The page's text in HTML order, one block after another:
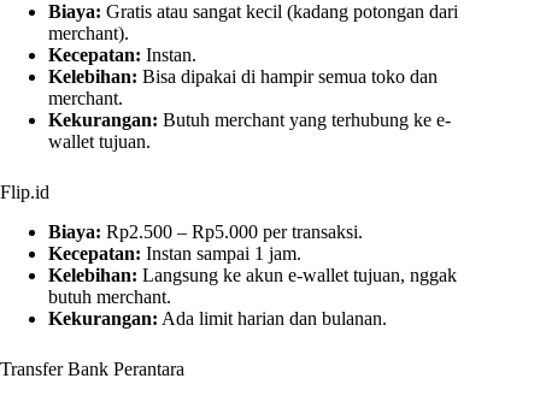
Biaya: Gratis atau sangat kecil (kadang potongan dari
merchant).
Kecepatan: Instan.
Kelebihan: Bisa dipakai di hampir semua toko dan
merchant.
Kekurangan: Butuh merchant yang terhubung ke e-
wallet tujuan.
Flip.id
Biaya: Rp2.500 – Rp5.000 per transaksi.
Kecepatan: Instan sampai 1 jam.
Kelebihan: Langsung ke akun e-wallet tujuan, nggak
butuh merchant.
Kekurangan: Ada limit harian dan bulanan.
Transfer Bank Perantara